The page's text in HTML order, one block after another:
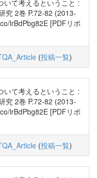
いて考えるということ :
究 2巻 P.72-82 (2013-
lrBdPbg82E [PDFリポ
(投稿一覧)
いて考えるということ :
究 2巻 P.72-82 (2013-
lrBdPbg82E [PDFリポ
(投稿一覧)